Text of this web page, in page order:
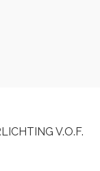
V.O.F.